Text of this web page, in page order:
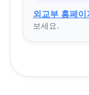
외교부 홈페이
보세요.